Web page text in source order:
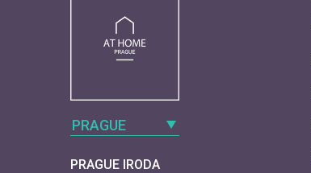
PRAGUE
PRAGUE IRODA